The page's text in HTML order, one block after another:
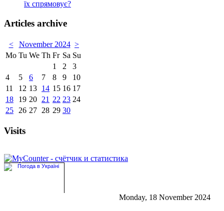
їх спрямовує?
Articles archive
< November 2024 >
Mo Tu We Th Fr Sa Su
1
2
3
4
5 6 7 8 9
10
11
12 13 14 15 16 17
18
19 20 21 22 23 24
25
26 27 28 29 30
Visits
Monday, 18 November 2024